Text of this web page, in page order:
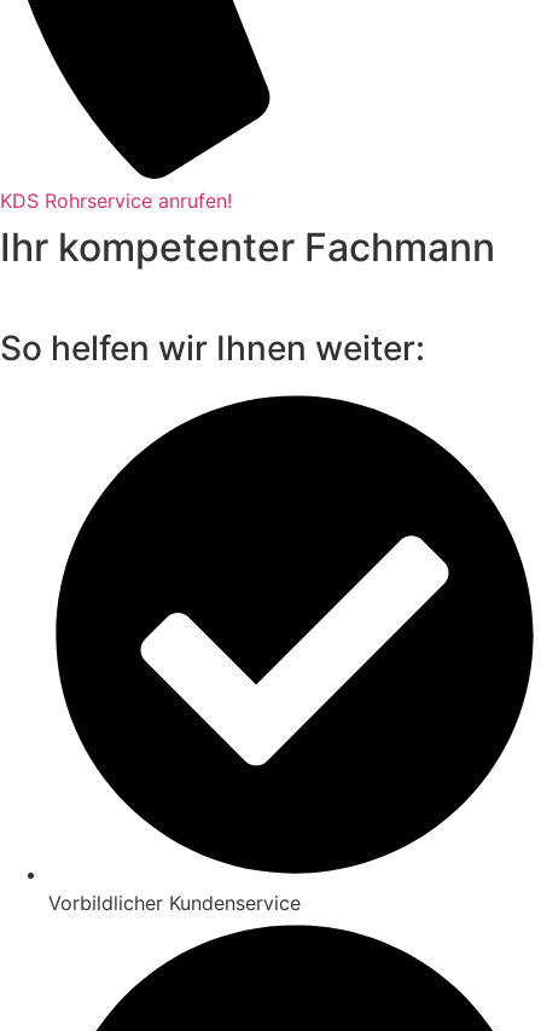
KDS Rohrservice anrufen!
Ihr kompetenter Fachmann
So helfen wir Ihnen weiter:
Vorbildlicher Kundenservice